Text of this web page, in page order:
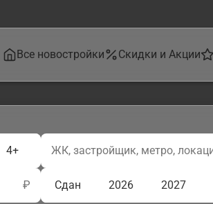
Все новостройки Скидки и Акции
4+
₽ Сдан 2026 2027